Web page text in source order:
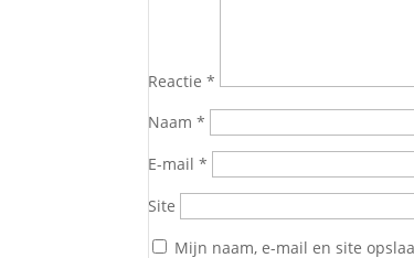
Reactie*
Naam*
E-mail*
Site
Mijn naam, e-mail en site